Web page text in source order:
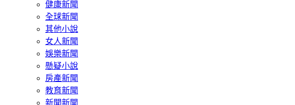
健康新聞
全球新聞
其他小說
女人新聞
娛樂新聞
懸疑小說
房產新聞
教育新聞
新聞新聞